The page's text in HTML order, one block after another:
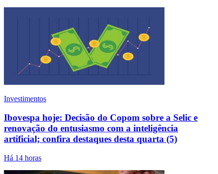
Investimentos
Ibovespa hoje: Decisão do Copom sobre a Selic e
renovação do entusiasmo com a inteligência
artificial; confira destaques desta quarta (5)
Há 14 horas